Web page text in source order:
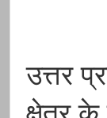
उत्तर